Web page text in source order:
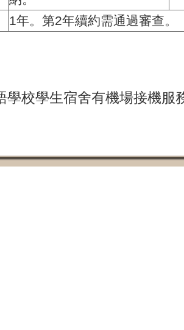
1年。第2年續約需通過審查。
學校學生宿舍有機場接機服